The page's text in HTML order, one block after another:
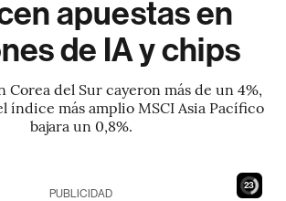
apuestas en
de IA y chips
Corea del Sur cayeron más de un 4%,
índice más amplio MSCI Asia Pacífico
bajara un 0,8%.
21
PUBLICIDAD